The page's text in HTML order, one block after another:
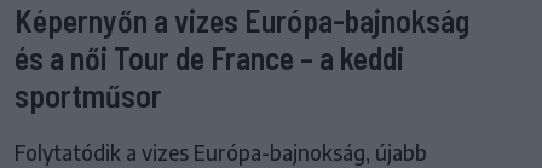
Képernyőn a vizes Európa-bajnokság
és a női Tour de France – a keddi
sportműsor
Folytatódik a vizes Európa-bajnokság, újabb